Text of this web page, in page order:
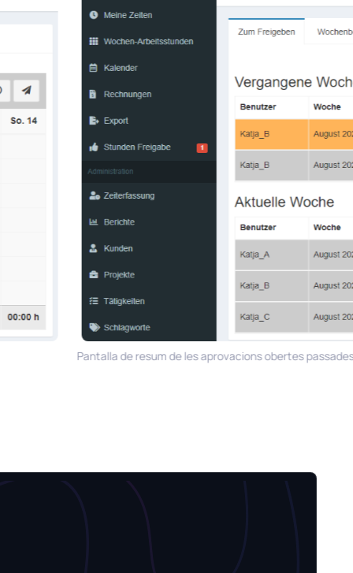
Pantalla de resum de les aprovacions obertes passades